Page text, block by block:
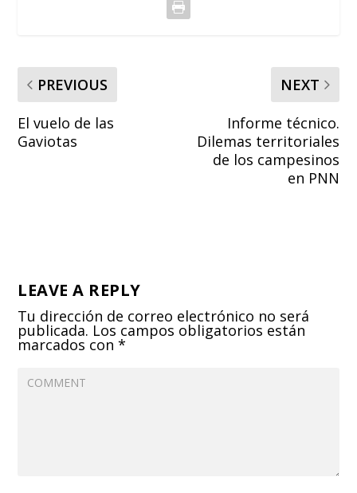
PREVIOUS
El vuelo de las
Gaviotas
NEXT
Informe técnico.
Dilemas territoriales
de los campesinos
en PNN
LEAVE A REPLY
Tu dirección de correo electrónico no será
publicada. Los campos obligatorios están
marcados con*